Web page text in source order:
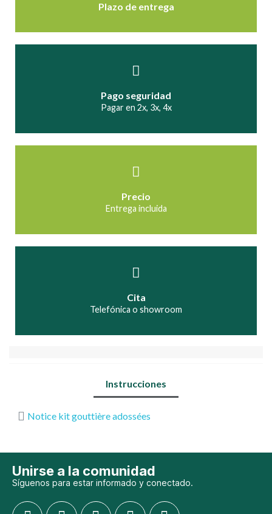
Plazo de entrega
Pago seguridad
Pagar en 2x, 3x, 4x
Precio
Entrega incluida
Cita
Telefónica o showroom
Instrucciones
Notice kit gouttière adossées
Unirse a la comunidad
Síguenos para estar informado y conectado.